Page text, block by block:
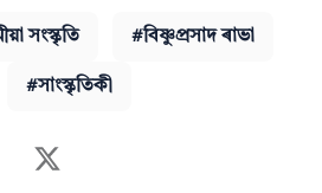
সংস্কৃতি #বিষ্ণুপ্ৰসাদ ৰাভা
#সাংস্কৃতিকী